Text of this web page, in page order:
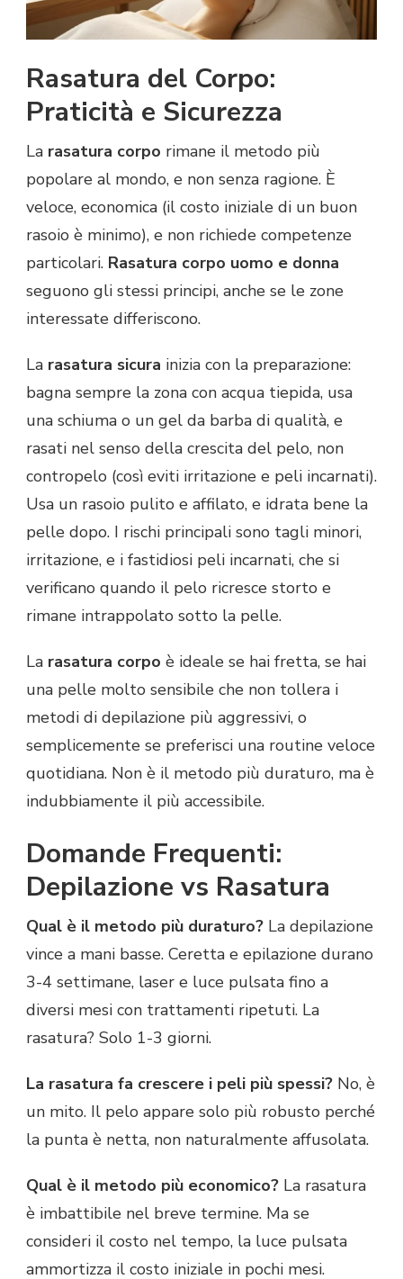
Rasatura del Corpo:
Praticità e Sicurezza
La rasatura corpo rimane il metodo più
popolare al mondo, e non senza ragione. È
veloce, economica (il costo iniziale di un buon
rasoio è minimo), e non richiede competenze
particolari. Rasatura corpo uomo e donna
seguono gli stessi principi, anche se le zone
interessate differiscono.
La rasatura sicura inizia con la preparazione:
bagna sempre la zona con acqua tiepida, usa
una schiuma o un gel da barba di qualità, e
rasati nel senso della crescita del pelo, non
contropelo (così eviti irritazione e peli incarnati).
Usa un rasoio pulito e affilato, e idrata bene la
pelle dopo. I rischi principali sono tagli minori,
irritazione, e i fastidiosi peli incarnati, che si
verificano quando il pelo ricresce storto e
rimane intrappolato sotto la pelle.
La rasatura corpo è ideale se hai fretta, se hai
una pelle molto sensibile che non tollera i
metodi di depilazione più aggressivi, o
semplicemente se preferisci una routine veloce
quotidiana. Non è il metodo più duraturo, ma è
indubbiamente il più accessibile.
Domande Frequenti:
Depilazione vs Rasatura
Qual è il metodo più duraturo? La depilazione
vince a mani basse. Ceretta e epilazione durano
3-4 settimane, laser e luce pulsata fino a
diversi mesi con trattamenti ripetuti. La
rasatura? Solo 1-3 giorni.
La rasatura fa crescere i peli più spessi? No, è
un mito. Il pelo appare solo più robusto perché
la punta è netta, non naturalmente affusolata.
Qual è il metodo più economico? La rasatura
è imbattibile nel breve termine. Ma se
consideri il costo nel tempo, la luce pulsata
ammortizza il costo iniziale in pochi mesi.